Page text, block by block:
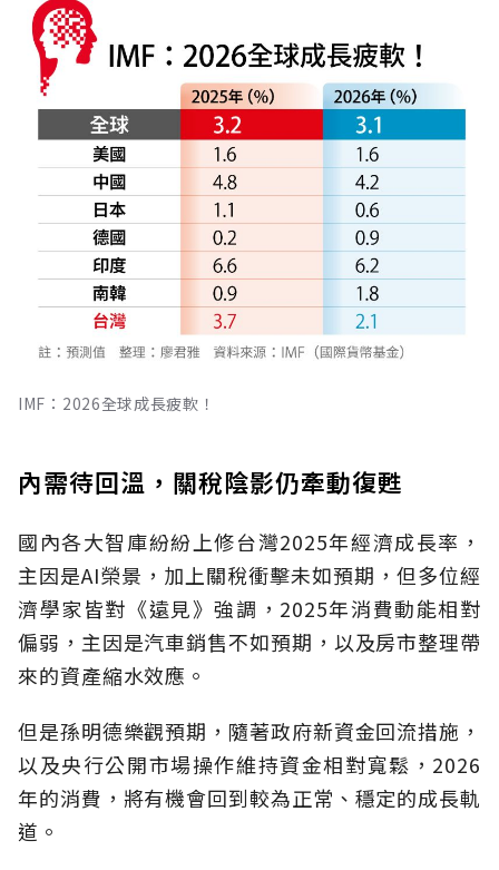
IMF：2026全球成長疲軟！
內需待回溫，關稅陰影仍牽動復甦
國內各大智庫紛紛上修台灣2025年經濟成長率，
主因是AI榮景，加上關稅衝擊未如預期，但多位經
濟學家皆對《遠見》強調，2025年消費動能相對
偏弱，主因是汽車銷售不如預期，以及房市整理帶
來的資產縮水效應。
但是孫明德樂觀預期，隨著政府新資金回流措施，
以及央行公開市場操作維持資金相對寬鬆，2026
年的消費，將有機會回到較為正常、穩定的成長軌
道。